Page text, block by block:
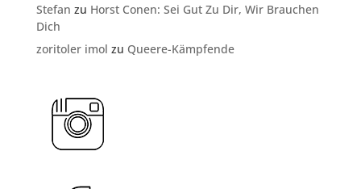
Stefan zu Horst Conen: Sei Gut Zu Dir, Wir Brauchen
Dich
zoritoler imol zu Queere-Kämpfende